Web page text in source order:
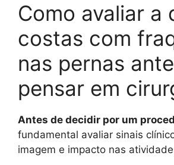
Como avaliar a
costas com
nas pernas
pensar em
Antes de decidir por um
fundamental avaliar sinais
imagem e impacto nas